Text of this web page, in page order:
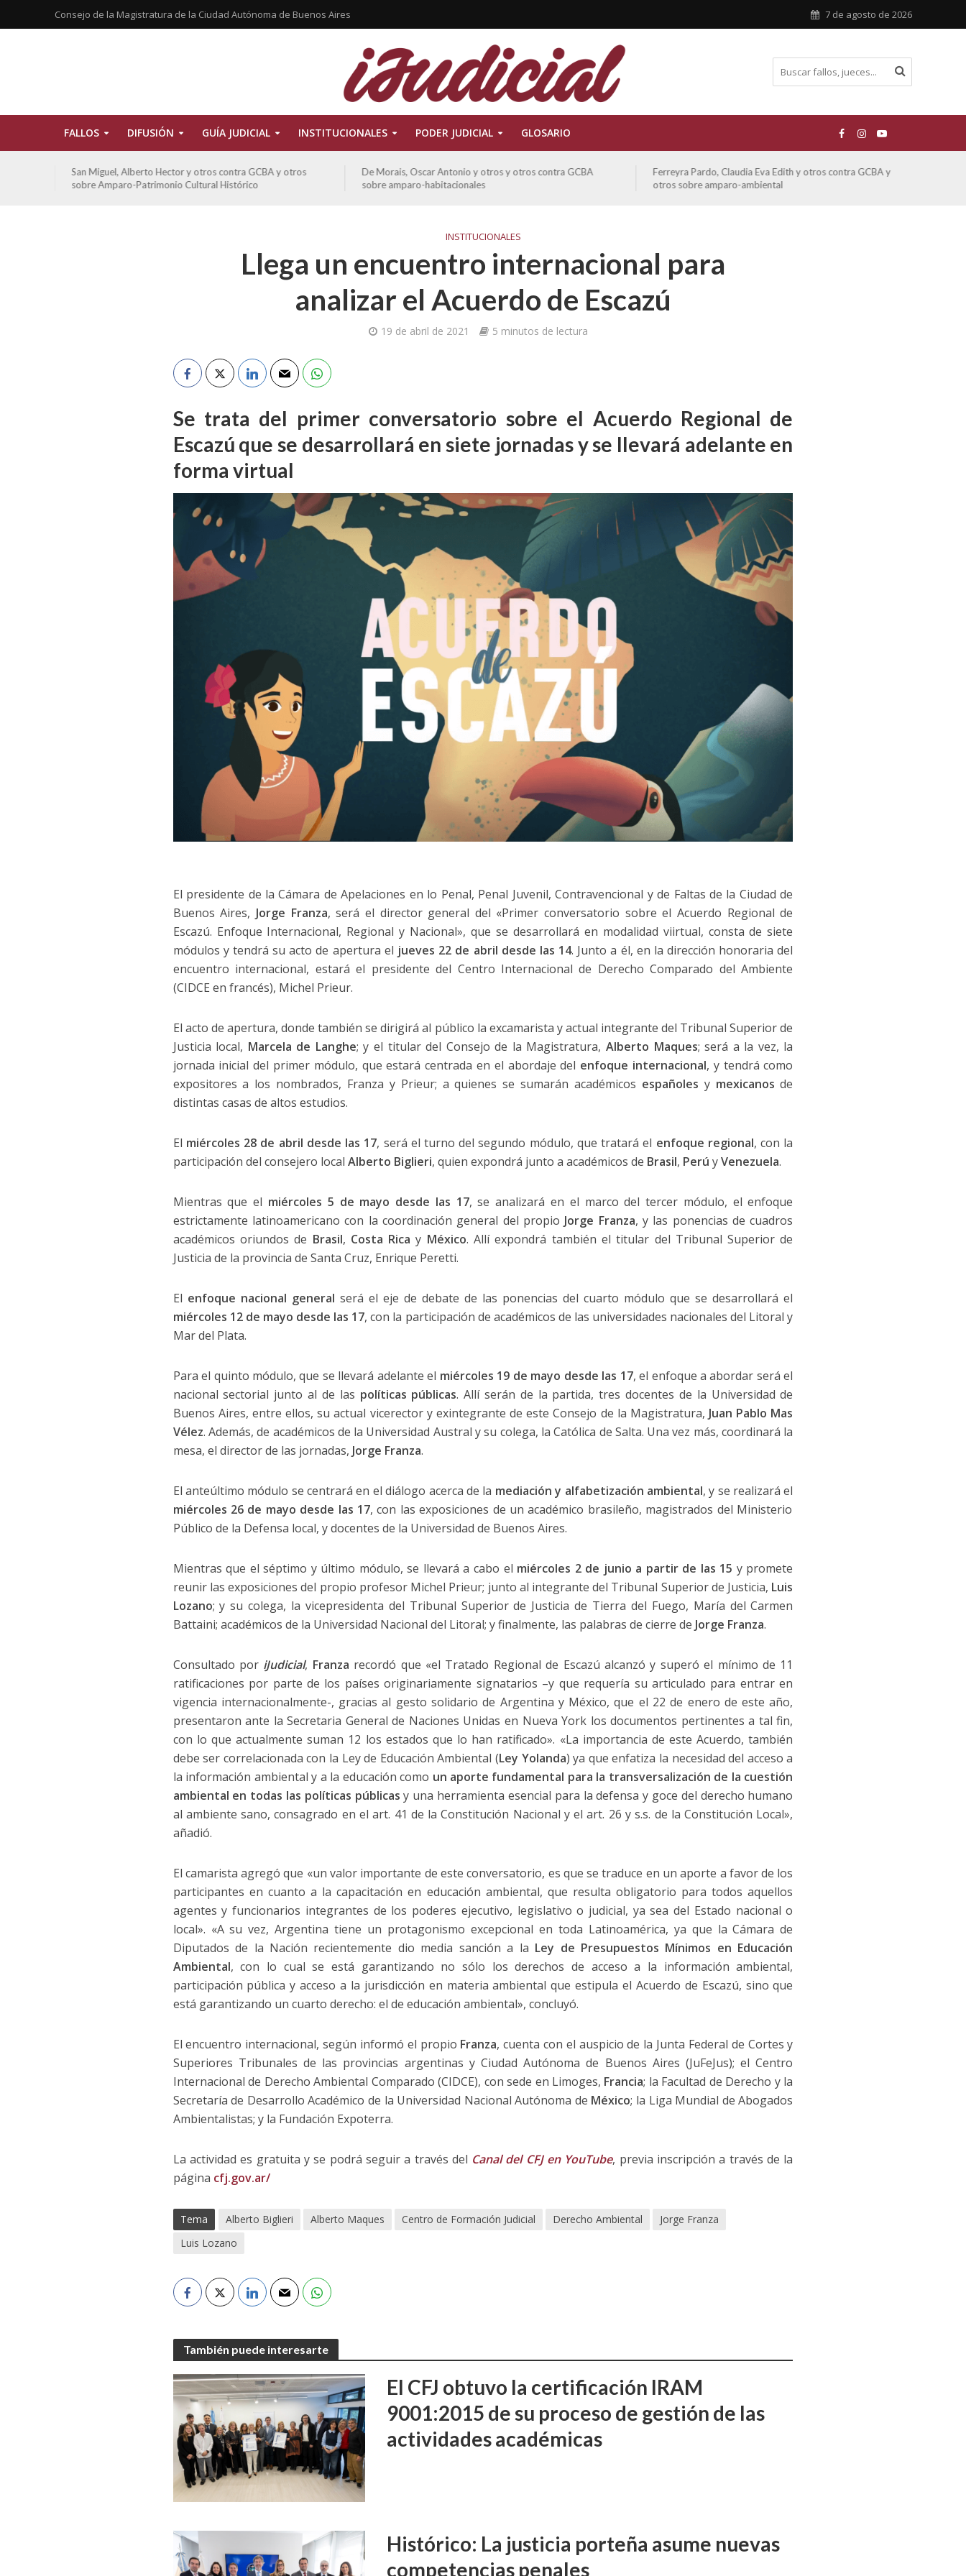
Consejo de la Magistratura de la Ciudad Autónoma de Buenos Aires 7 de agosto de 2026
FALLOS DIFUSIÓN GUÍA JUDICIAL INSTITUCIONALES PODER JUDICIAL GLOSARIO
San Miguel, Alberto Hector y otros contra GCBA y otros
sobre Amparo-Patrimonio Cultural Histórico
De Morais, Oscar Antonio y otros y otros contra GCBA
sobre amparo-habitacionales
Ferreyra Pardo, Claudia Eva Edith y otros contra GCBA y
otros sobre amparo-ambiental
INSTITUCIONALES
Llega un encuentro internacional para
analizar el Acuerdo de Escazú
19 de abril de 2021 5 minutos de lectura
Se trata del primer conversatorio sobre el Acuerdo Regional de
Escazú que se desarrollará en siete jornadas y se llevará adelante en
forma virtual
El presidente de la Cámara de Apelaciones en lo Penal, Penal Juvenil, Contravencional y de Faltas de la Ciudad de
Buenos Aires, Jorge Franza, será el director general del «Primer conversatorio sobre el Acuerdo Regional de
Escazú. Enfoque Internacional, Regional y Nacional», que se desarrollará en modalidad viirtual, consta de siete
módulos y tendrá su acto de apertura el jueves 22 de abril desde las 14. Junto a él, en la dirección honoraria del
encuentro internacional, estará el presidente del Centro Internacional de Derecho Comparado del Ambiente
(CIDCE en francés), Michel Prieur.
El acto de apertura, donde también se dirigirá al público la excamarista y actual integrante del Tribunal Superior de
Justicia local, Marcela de Langhe; y el titular del Consejo de la Magistratura, Alberto Maques; será a la vez, la
jornada inicial del primer módulo, que estará centrada en el abordaje del enfoque internacional, y tendrá como
expositores a los nombrados, Franza y Prieur; a quienes se sumarán académicos españoles y mexicanos de
distintas casas de altos estudios.
El miércoles 28 de abril desde las 17, será el turno del segundo módulo, que tratará el enfoque regional, con la
participación del consejero local Alberto Biglieri, quien expondrá junto a académicos de Brasil, Perú yVenezuela.
Mientras que el miércoles 5 de mayo desde las 17, se analizará en el marco del tercer módulo, el enfoque
estrictamente latinoamericano con la coordinación general del propio Jorge Franza, y las ponencias de cuadros
académicos oriundos de Brasil, Costa Rica y México. Allí expondrá también el titular del Tribunal Superior de
Justicia de la provincia de Santa Cruz, Enrique Peretti.
El enfoque nacional general será el eje de debate de las ponencias del cuarto módulo que se desarrollará el
miércoles 12 de mayo desde las 17, con la participación de académicos de las universidades nacionales del Litoral y
Mar del Plata.
Para el quinto módulo, que se llevará adelante el miércoles 19 de mayo desde las 17, el enfoque a abordar será el
nacional sectorial junto al de las políticas públicas. Allí serán de la partida, tres docentes de la Universidad de
Buenos Aires, entre ellos, su actual vicerector y exintegrante de este Consejo de la Magistratura, Juan Pablo Mas
Vélez. Además, de académicos de la Universidad Austral y su colega, la Católica de Salta. Una vez más, coordinará la
mesa, el director de las jornadas, Jorge Franza.
El anteúltimo módulo se centrará en el diálogo acerca de la mediación y alfabetización ambiental, y se realizará el
miércoles 26 de mayo desde las 17, con las exposiciones de un académico brasileño, magistrados del Ministerio
Público de la Defensa local, y docentes de la Universidad de Buenos Aires.
Mientras que el séptimo y último módulo, se llevará a cabo el miércoles 2 de junio a partir de las 15 y promete
reunir las exposiciones del propio profesor Michel Prieur; junto al integrante del Tribunal Superior de Justicia, Luis
Lozano; y su colega, la vicepresidenta del Tribunal Superior de Justicia de Tierra del Fuego, María del Carmen
Battaini; académicos de la Universidad Nacional del Litoral; y finalmente, las palabras de cierre de Jorge Franza.
Consultado por iJudicial, Franza recordó que «el Tratado Regional de Escazú alcanzó y superó el mínimo de 11
ratificaciones por parte de los países originariamente signatarios –y que requería su articulado para entrar en
vigencia internacionalmente-, gracias al gesto solidario de Argentina y México, que el 22 de enero de este año,
presentaron ante la Secretaria General de Naciones Unidas en Nueva York los documentos pertinentes a tal fin,
con lo que actualmente suman 12 los estados que lo han ratificado». «La importancia de este Acuerdo, también
debe ser correlacionada con la Ley de Educación Ambiental (Ley Yolanda) ya que enfatiza la necesidad del acceso a
la información ambiental y a la educación como un aporte fundamental para la transversalización de la cuestión
ambiental en todas las políticas públicas y una herramienta esencial para la defensa y goce del derecho humano
al ambiente sano, consagrado en el art. 41 de la Constitución Nacional y el art. 26 y s.s. de la Constitución Local»,
añadió.
El camarista agregó que «un valor importante de este conversatorio, es que se traduce en un aporte a favor de los
participantes en cuanto a la capacitación en educación ambiental, que resulta obligatorio para todos aquellos
agentes y funcionarios integrantes de los poderes ejecutivo, legislativo o judicial, ya sea del Estado nacional o
local». «A su vez, Argentina tiene un protagonismo excepcional en toda Latinoamérica, ya que la Cámara de
Diputados de la Nación recientemente dio media sanción a la Ley de Presupuestos Mínimos en Educación
Ambiental, con lo cual se está garantizando no sólo los derechos de acceso a la información ambiental,
participación pública y acceso a la jurisdicción en materia ambiental que estipula el Acuerdo de Escazú, sino que
está garantizando un cuarto derecho: el de educación ambiental», concluyó.
El encuentro internacional, según informó el propio Franza, cuenta con el auspicio de la Junta Federal de Cortes y
Superiores Tribunales de las provincias argentinas y Ciudad Autónoma de Buenos Aires (JuFeJus); el Centro
Internacional de Derecho Ambiental Comparado (CIDCE), con sede en Limoges, Francia; la Facultad de Derecho y la
Secretaría de Desarrollo Académico de la Universidad Nacional Autónoma de México; la Liga Mundial de Abogados
Ambientalistas; y la Fundación Expoterra.
La actividad es gratuita y se podrá seguir a través del Canal del CFJ en YouTube, previa inscripción a través de la
página cfj.gov.ar/
Tema Alberto Biglieri Alberto Maques Centro de Formación Judicial Derecho Ambiental
Jorge Franza
Luis Lozano
También puede interesarte
El CFJ obtuvo la certificación IRAM
9001:2015 de su proceso de gestión de las
actividades académicas
Histórico: La justicia porteña asume nuevas
competencias penales